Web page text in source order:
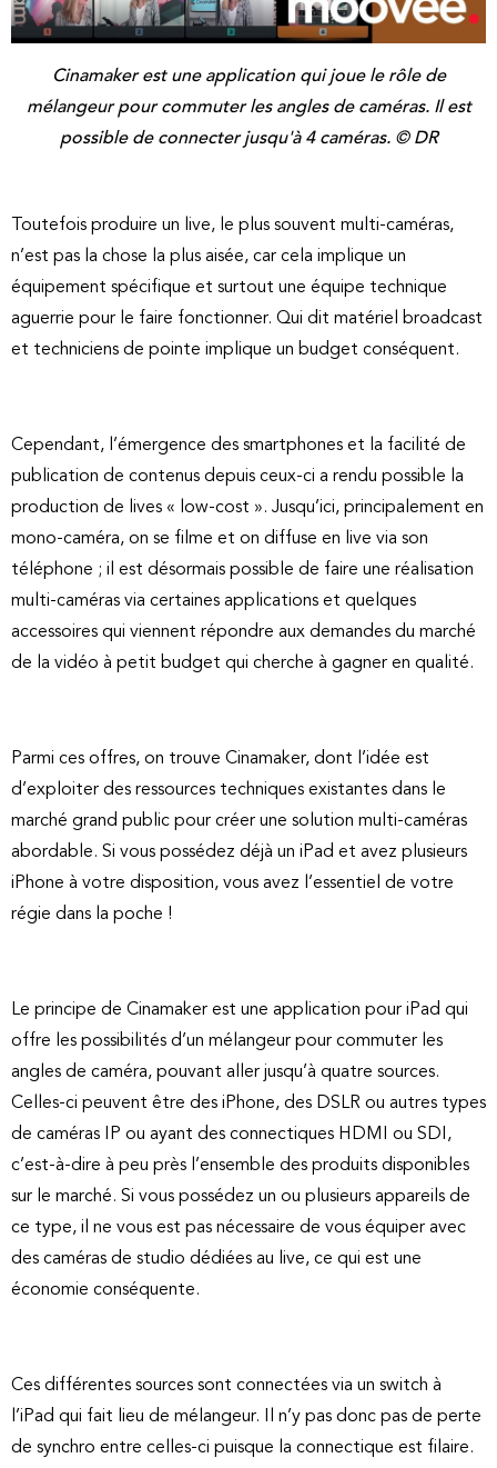
Cinamaker est une application qui joue le rôle de
mélangeur pour commuter les angles de caméras. Il est
possible de connecter jusqu'à 4 caméras. © DR
Toutefois produire un live, le plus souvent multi-caméras,
n’est pas la chose la plus aisée, car cela implique un
équipement spécifique et surtout une équipe technique
aguerrie pour le faire fonctionner. Qui dit matériel broadcast
et techniciens de pointe implique un budget conséquent.
Cependant, l’émergence des smartphones et la facilité de
publication de contenus depuis ceux-ci a rendu possible la
production de lives « low-cost ». Jusqu’ici, principalement en
mono-caméra, on se filme et on diffuse en live via son
téléphone ; il est désormais possible de faire une réalisation
multi-caméras via certaines applications et quelques
accessoires qui viennent répondre aux demandes du marché
de la vidéo à petit budget qui cherche à gagner en qualité.
Parmi ces offres, on trouve Cinamaker, dont l’idée est
d’exploiter des ressources techniques existantes dans le
marché grand public pour créer une solution multi-caméras
abordable. Si vous possédez déjà un iPad et avez plusieurs
iPhone à votre disposition, vous avez l’essentiel de votre
régie dans la poche !
Le principe de Cinamaker est une application pour iPad qui
offre les possibilités d’un mélangeur pour commuter les
angles de caméra, pouvant aller jusqu’à quatre sources.
Celles-ci peuvent être des iPhone, des DSLR ou autres types
de caméras IP ou ayant des connectiques HDMI ou SDI,
c’est-à-dire à peu près l’ensemble des produits disponibles
sur le marché. Si vous possédez un ou plusieurs appareils de
ce type, il ne vous est pas nécessaire de vous équiper avec
des caméras de studio dédiées au live, ce qui est une
économie conséquente.
Ces différentes sources sont connectées via un switch à
l’iPad qui fait lieu de mélangeur. Il n’y pas donc pas de perte
de synchro entre celles-ci puisque la connectique est filaire.